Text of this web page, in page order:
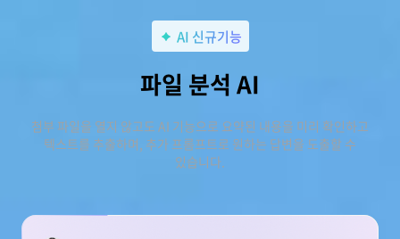
AI 신규기능
파일 분석 AI
첨부 파일을 열지 않고도 AI 기능으로 요약된 내용을 미리 확인하고
텍스트를 추출하며, 추가 프롬프트로 원하는 답변을 도출할 수
있습니다.